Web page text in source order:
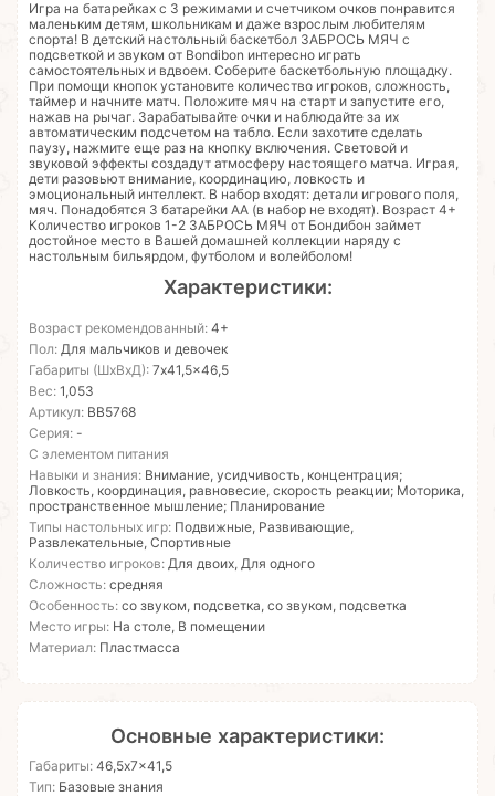
Игра на батарейках с 3 режимами и счетчиком очков понравится
маленьким детям, школьникам и даже взрослым любителям
спорта! В детский настольный баскетбол ЗАБРОСЬ МЯЧ с
подсветкой и звуком от Bondibon интересно играть
самостоятельных и вдвоем. Соберите баскетбольную площадку.
При помощи кнопок установите количество игроков, сложность,
таймер и начните матч. Положите мяч на старт и запустите его,
нажав на рычаг. Зарабатывайте очки и наблюдайте за их
автоматическим подсчетом на табло. Если захотите сделать
паузу, нажмите еще раз на кнопку включения. Световой и
звуковой эффекты создадут атмосферу настоящего матча. Играя,
дети разовьют внимание, координацию, ловкость и
эмоциональный интеллект. В набор входят: детали игрового поля,
мяч. Понадобятся 3 батарейки АА (в набор не входят). Возраст 4+
Количество игроков 1-2 ЗАБРОСЬ МЯЧ от Бондибон займет
достойное место в Вашей домашней коллекции наряду с
настольным бильярдом, футболом и волейболом!
Характеристики:
Возраст рекомендованный: 4+
Пол: Для мальчиков и девочек
Габариты (ШхВхД): 7x41,5x46,5
Вес: 1,053
Артикул: ВВ5768
Серия: -
С элементом питания
Навыки и знания: Внимание, усидчивость, концентрация;
Ловкость, координация, равновесие, скорость реакции; Моторика,
пространственное мышление; Планирование
Типы настольных игр: Подвижные, Развивающие,
Развлекательные, Спортивные
Количество игроков: Для двоих, Для одного
Сложность: средняя
Особенность: со звуком, подсветка, со звуком, подсветка
Место игры: На столе, В помещении
Материал: Пластмасса
Основные характеристики:
Габариты: 46,5x7x41,5
Тип: Базовые знания